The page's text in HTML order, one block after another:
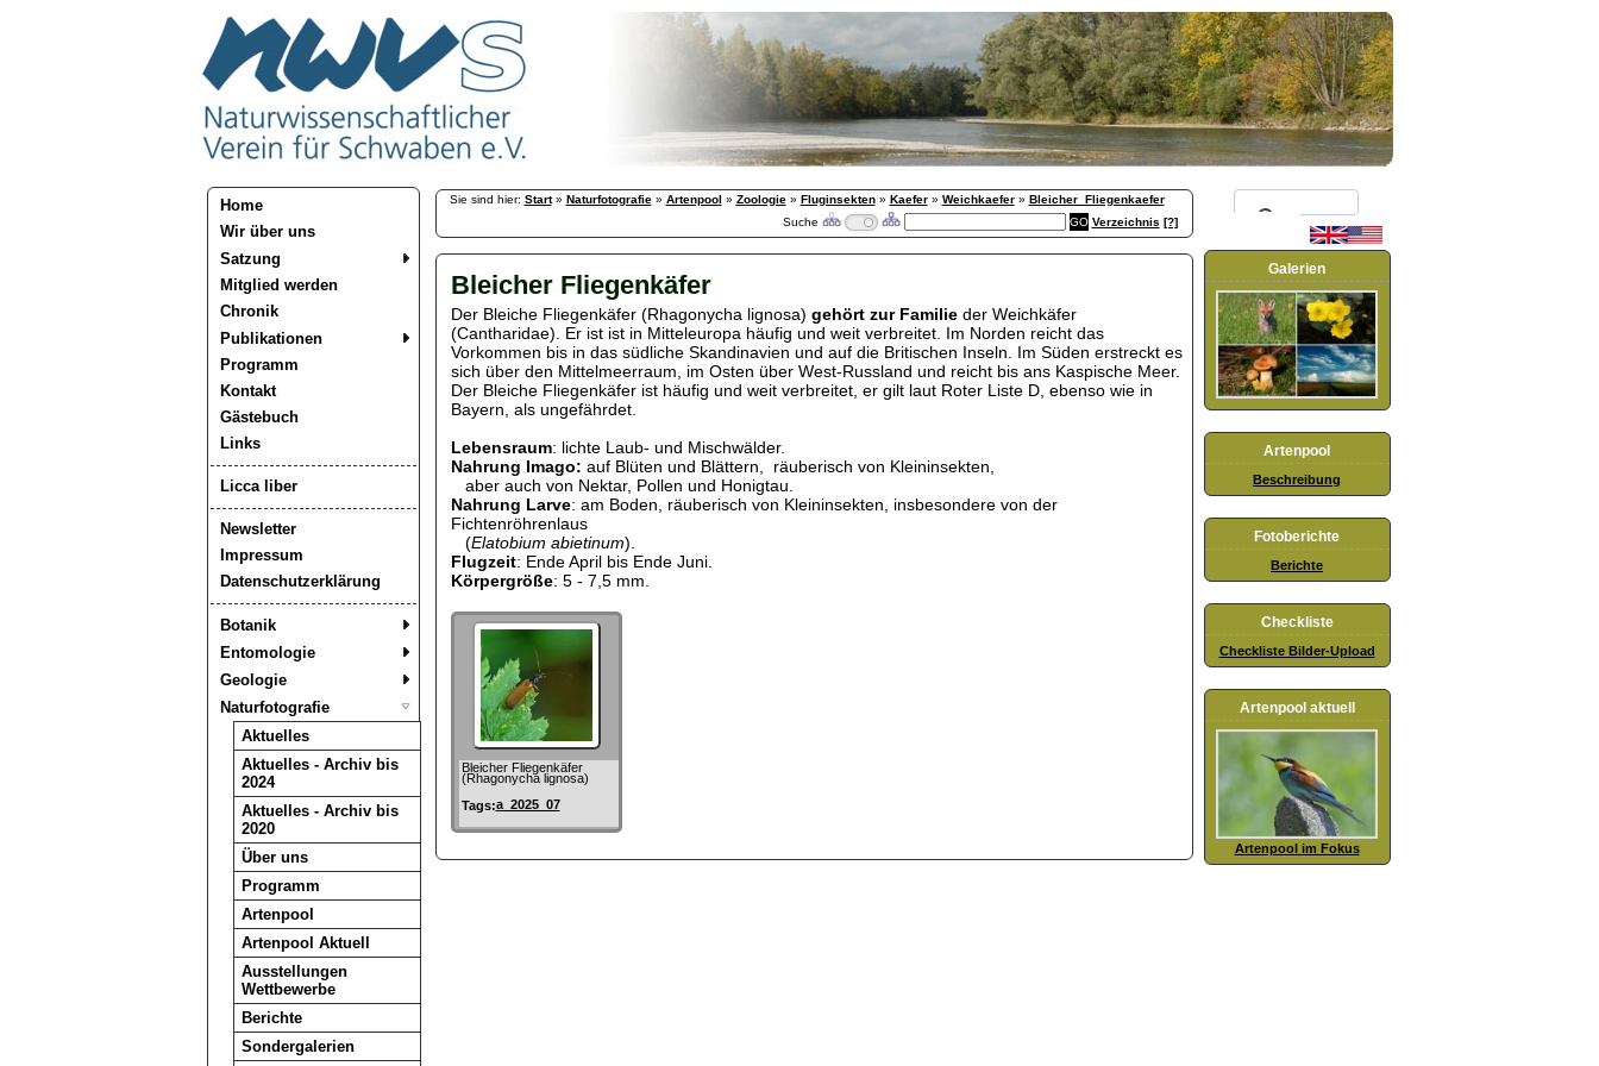
Home
Wir über uns
Satzung
Mitglied werden
Chronik
Publikationen
Programm
Kontakt
Gästebuch
Links
Licca liber
Newsletter
Impressum
Datenschutzerklärung
Botanik
Entomologie
Geologie
Naturfotografie
Aktuelles
Aktuelles - Archiv bis
2024
Aktuelles - Archiv bis
2020
Über uns
Programm
Artenpool
Artenpool Aktuell
Ausstellungen
Wettbewerbe
Berichte
Sondergalerien
Sie sind hier: Start» Naturfotografie» Artenpool » Zoologie» Fluginsekten» Kaefer» Weichkaefer» Bleicher_Fliegenkaefer
Suche
Verzeichnis [?]
Bleicher Fliegenkäfer
Der Bleiche Fliegenkäfer (Rhagonycha lignosa) gehört zur Familieder Weichkäfer
(Cantharidae). Er ist ist in Mitteleuropa häufig und weit verbreitet. Im Norden reicht das
Vorkommen bis in das südliche Skandinavien und auf die Britischen Inseln. Im Süden erstreckt es
sich über den Mittelmeerraum, im Osten über West-Russland und reicht bis ans Kaspische Meer.
Der Bleiche Fliegenkäfer ist häufig und weit verbreitet, er gilt laut Roter Liste D, ebenso wie in
Bayern, als ungefährdet.
Lebensraum: lichte Laub- und Mischwälder.
Nahrung Imago: auf Blüten und Blättern, räuberisch von Kleininsekten,
aber auch von Nektar, Pollen und Honigtau.
Nahrung Larve: am Boden, räuberisch von Kleininsekten, insbesondere von der
Fichtenröhrenlaus
(Elatobium abietinum).
Flugzeit: Ende April bis Ende Juni.
Körpergröße: 5 - 7,5 mm.
Bleicher Fliegenkäfer
(Rhagonycha lignosa)
Tags:a_2025_07
Galerien
Artenpool
Beschreibung
Fotoberichte
Berichte
Checkliste
Checkliste Bilder-Upload
Artenpool aktuell
Artenpool im Fokus